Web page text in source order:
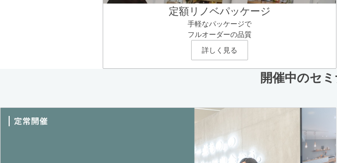
定額リノベパッケージ
手軽なパッケージで
フルオーダーの品質
詳しく見る
開催中のセ